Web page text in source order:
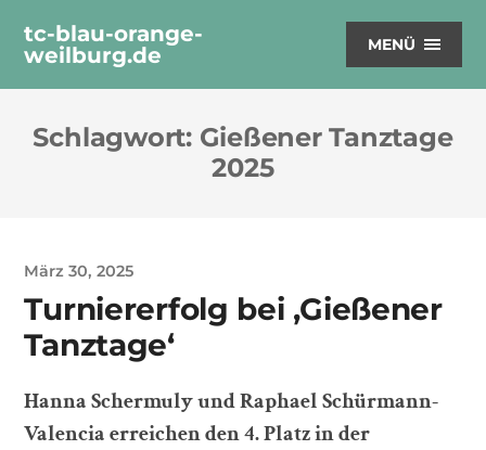
tc-blau-orange-
weilburg.de
MENÜ
Schlagwort: Gießener Tanztage
2025
März 30, 2025
Turniererfolg bei ‚Gießener
Tanztage‘
Hanna Schermuly und Raphael Schürmann-
Valencia erreichen den 4. Platz in der